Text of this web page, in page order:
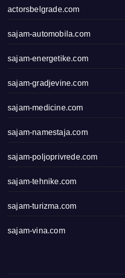
actorsbelgrade.com
sajam-automobila.com
sajam-energetike.com
sajam-gradjevine.com
sajam-medicine.com
sajam-namestaja.com
sajam-poljoprivrede.com
sajam-tehnike.com
sajam-turizma.com
sajam-vina.com